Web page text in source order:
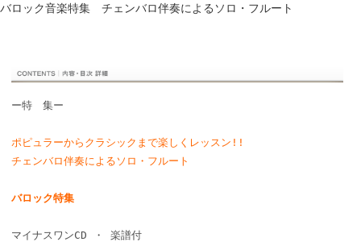
バロック音楽特集 チェンバロ伴奏によるソロ・フルート
ー特 集ー
ポピュラーからクラシックまで楽しくレッスン!!
チェンバロ伴奏によるソロ・フルート
バロック特集
マイナスワンCD ・ 楽譜付